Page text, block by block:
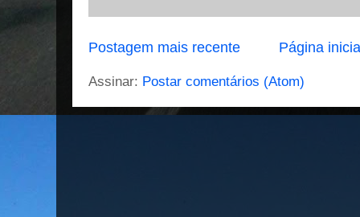
Postagem mais recente Página
Assinar: Postar comentários (Atom)